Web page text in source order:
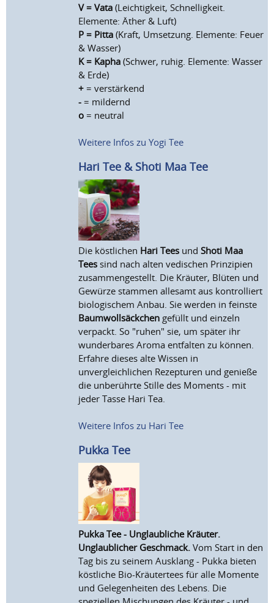
V = Vata (Leichtigkeit, Schnelligkeit.
Elemente: Äther & Luft)
P = Pitta (Kraft, Umsetzung. Elemente: Feuer
& Wasser)
K = Kapha (Schwer, ruhig. Elemente: Wasser
& Erde)
+ = verstärkend
- = mildernd
o = neutral
Weitere Infos zu Yogi Tee
Hari Tee & Shoti Maa Tee
Die köstlichen Hari Tees undShoti Maa
Tees sind nach alten vedischen Prinzipien
zusammengestellt. Die Kräuter, Blüten und
Gewürze stammen allesamt aus kontrolliert
biologischem Anbau. Sie werden in feinste
Baumwollsäckchen gefüllt und einzeln
verpackt. So "ruhen" sie, um später ihr
wunderbares Aroma entfalten zu können.
Erfahre dieses alte Wissen in
unvergleichlichen Rezepturen und genieße
die unberührte Stille des Moments - mit
jeder Tasse Hari Tea.
Weitere Infos zu Hari Tee
Pukka Tee
Pukka Tee - Unglaubliche Kräuter.
Unglaublicher Geschmack. Vom Start in den
Tag bis zu seinem Ausklang - Pukka bieten
köstliche Bio-Kräutertees für alle Momente
und Gelegenheiten des Lebens. Die